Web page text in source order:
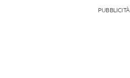
PUBBLICITÀ